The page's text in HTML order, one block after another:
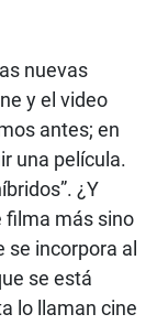
nuevas
y el video
antes; en
una película.
¿Y
filma más sino
se incorpora al
se está
lo llaman cine